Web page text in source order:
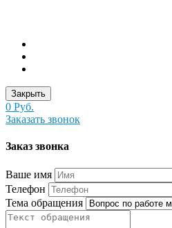
Закрыть
0 Руб.
Заказать звонок
Заказ звонка
Ваше имя
Телефон
Тема обращения